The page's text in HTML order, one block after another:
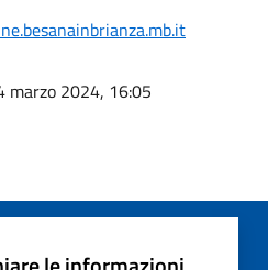
marzo 2024, 16:05